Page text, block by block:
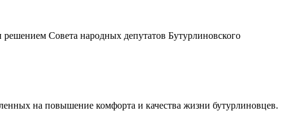
Совета народных депутатов Бутурлиновского
на повышение комфорта и качества жизни бутурлиновцев.